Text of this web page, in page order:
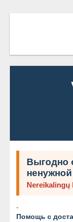
Выгодно
Nereikalingų
-
Помощь с